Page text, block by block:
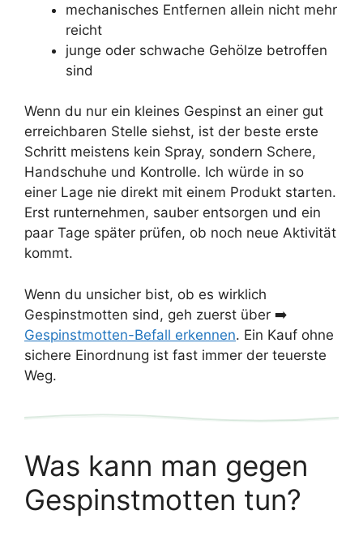
mechanisches Entfernen allein nicht mehr
reicht
junge oder schwache Gehölze betroffen
sind
Wenn du nur ein kleines Gespinst an einer gut
erreichbaren Stelle siehst, ist der beste erste
Schritt meistens kein Spray, sondern Schere,
Handschuhe und Kontrolle. Ich würde in so
einer Lage nie direkt mit einem Produkt starten.
Erst runternehmen, sauber entsorgen und ein
paar Tage später prüfen, ob noch neue Aktivität
kommt.
Wenn du unsicher bist, ob es wirklich
Gespinstmotten sind, geh zuerst über ➡️
Gespinstmotten-Befall erkennen. Ein Kauf ohne
sichere Einordnung ist fast immer der teuerste
Weg.
Was kann man gegen
Gespinstmotten tun?